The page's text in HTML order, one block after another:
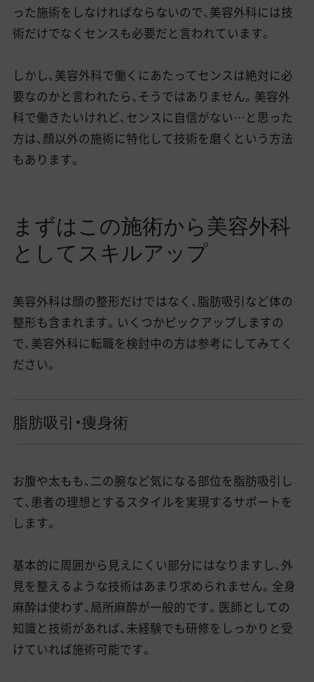
った施術をしなければならないので、美容外科には技
術だけでなくセンスも必要だと言われています。
しかし、美容外科で働くにあたってセンスは絶対に必
要なのかと言われたら、そうではありません。美容外
科で働きたいけれど、センスに自信がない…と思った
方は、顔以外の施術に特化して技術を磨くという方法
もあります。
まずはこの施術から美容外科
としてスキルアップ
美容外科は顔の整形だけではなく、脂肪吸引など体の
整形も含まれます。いくつかピックアップしますの
で、美容外科に転職を検討中の方は参考にしてみてく
ださい。
脂肪吸引・痩身術
お腹や太もも、二の腕など気になる部位を脂肪吸引し
て、患者の理想とするスタイルを実現するサポートを
します。
基本的に周囲から見えにくい部分にはなりますし、外
見を整えるような技術はあまり求められません。全身
麻酔は使わず、局所麻酔が一般的です。医師としての
知識と技術があれば、未経験でも研修をしっかりと受
けていれば施術可能です。